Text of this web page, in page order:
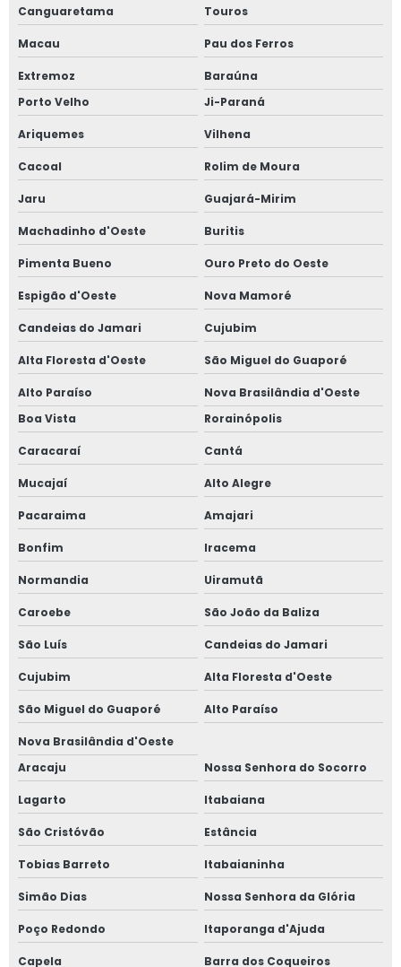
Canguaretama Touros
Macau Pau dos Ferros
Extremoz
Baraúna
Porto Velho
Ji-Paraná
Ariquemes Vilhena
Cacoal Rolim de Moura
Jaru Guajará-Mirim
Machadinho d'Oeste Buritis
Pimenta Bueno Ouro Preto do Oeste
Espigão d'Oeste Nova Mamoré
Candeias do Jamari Cujubim
Alta Floresta d'Oeste São Miguel do Guaporé
Alto Paraíso
Nova Brasilândia d'Oeste
Boa Vista
Rorainópolis
Caracaraí Cantá
Mucajaí Alto Alegre
Pacaraima Amajari
Bonfim Iracema
Normandia Uiramutã
Caroebe São João da Baliza
São Luís Candeias do Jamari
Cujubim Alta Floresta d'Oeste
São Miguel do Guaporé Alto Paraíso
Nova Brasilândia d'Oeste
Aracaju
Nossa Senhora do Socorro
Lagarto Itabaiana
São Cristóvão Estância
Tobias Barreto Itabaianinha
Simão Dias Nossa Senhora da Glória
Poço Redondo Itaporanga d'Ajuda
Capela Barra dos Coqueiros